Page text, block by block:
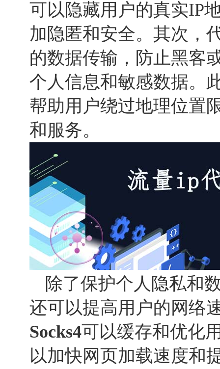
可以隐藏用户的真实IP
加隐匿和安全。其次，
的数据传输，防止黑客
个人信息和敏感数据。
帮助用户绕过地理位置
和服务。
除了保护个人隐私和
还可以提高用户的网络
Socks4可以缓存和优化
以加快网页加载速度和